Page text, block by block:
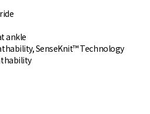
ankle
SenseKnit™ Technology